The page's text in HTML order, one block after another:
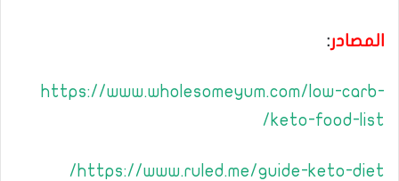
المصادر:
https://www.wholesomeyum.com/low-carb-
keto-food-list/
https://www.ruled.me/guide-keto-diet/